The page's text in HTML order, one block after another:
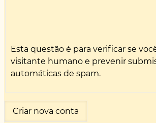
Esta questão é para verificar se
visitante humano e prevenir
automáticas de spam.